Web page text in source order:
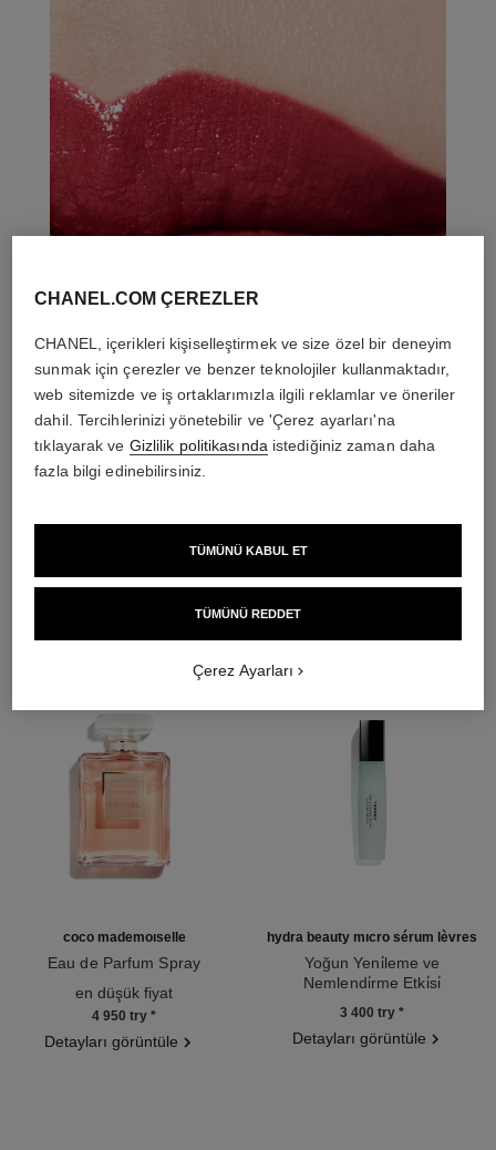
coco mademoiselle
Eau de Parfum Spray
en düşük fiyat
4 950 try *
Detayları görüntüle
hydra beauty micro sérum lèvres
Yoğun Yeni̇leme ve
Nemlendi̇rme Etki̇si̇
3 400 try *
Detayları görüntüle
CHANEL.COM ÇEREZLER
CHANEL, içerikleri kişiselleştirmek ve size özel bir deneyim
sunmak için çerezler ve benzer teknolojiler kullanmaktadır,
web sitemizde ve iş ortaklarımızla ilgili reklamlar ve öneriler
dahil. Tercihlerinizi yönetebilir ve 'Çerez ayarları'na
tıklayarak ve Gizlilik politikasında istediğiniz zaman daha
fazla bilgi edinebilirsiniz.
TÜMÜNÜ REDDET
TÜMÜNÜ KABUL ET
Çerez Ayarları